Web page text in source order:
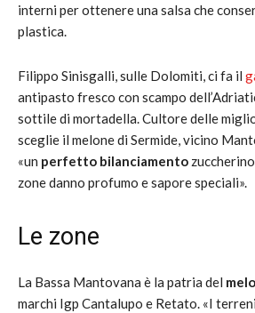
interni per ottenere una salsa che
plastica.
Filippo Sinisgalli, sulle Dolomiti, ci fa il
antipasto fresco con scampo
sottile di mortadella. Cultore delle
sceglie il melone di Sermide, vicino
«un perfetto bilanciamento
zone danno profumo e sapore speciali».
Le zone
La Bassa Mantovana è la patria del
marchi Igp Cantalupo e Retato. «I